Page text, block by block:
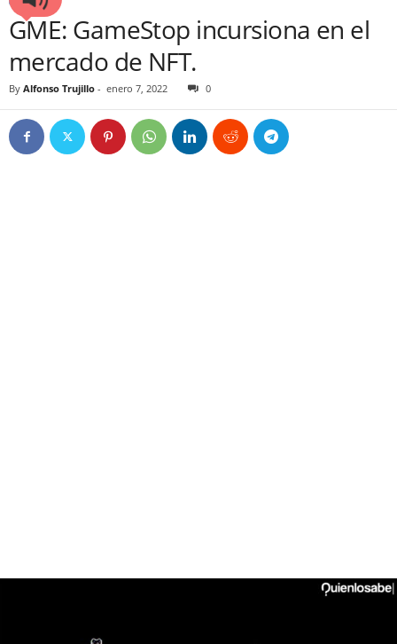
GME: GameStop incursiona en el
mercado de NFT.
By Alfonso Trujillo - enero 7, 2022 0